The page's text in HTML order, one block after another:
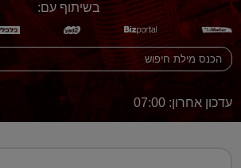
בשיתוף עם:
עדכון אחרון: 07:00